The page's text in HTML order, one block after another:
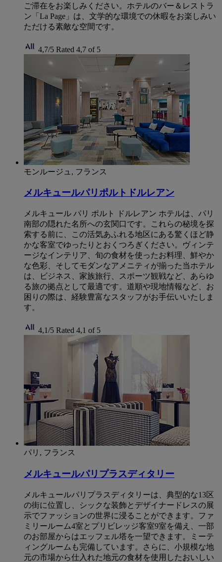
ご滞在をお楽しみください。ホテルのバー＆レストラ
ン「La Page」は、文学的な環境での休暇をお楽しみい
ただける素敵な空間です。
4,7/5 Rated 4,7 of 5
モンルージュ, フランス
メルキュールパリポルトドルレアン
メルキュール パリ ポルト ドルレアン ホテルは、パリ
南部の隠れた名所への玄関口です。これらの秘境を探
索する前に、この活気あふれる地区にある驚くほど静
かな客室でゆったりとおくつろぎください。ヴィンテ
ージなインテリア、旬の食材を使ったお料理、鮮やか
な色彩、そしてモダンなアメニティが揃った当ホテル
は、ビジネス、家族旅行、スポーツ観戦など、あらゆ
る旅の拠点として最適です。道順や現地情報など、お
困りの際は、経験豊富なスタッフがお手伝いいたしま
す。
4,1/5 Rated 4,1 of 5
パリ, フランス
メルキュールパリプラスディタリー
メルキュールパリプラスディタリーは、典型的な13区
の街に位置し、シックな装飾とデザイナードレスの展
示でファッションの世界に浸ることができます。ファ
ミリールーム4室とプリビレッジ客室9室を備え、一部
のお部屋からはエッフェル塔を一望できます。ミーテ
ィングルームも完備しています。さらに、小規模な地
元の市場から仕入れた地元の食材を使用したおいしい